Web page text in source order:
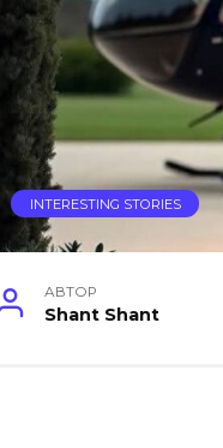
INTERESTING STORIES
АВТОР
Shant Shant